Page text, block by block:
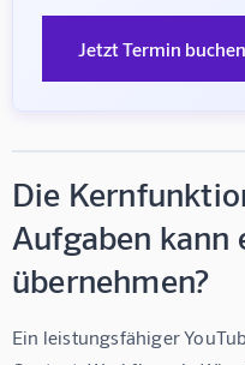
Jetzt Termin buchen
Die
Aufgaben kann
übernehmen?
Ein leistungsfähiger